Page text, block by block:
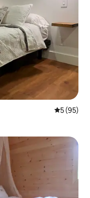
5 de uma
5 (95)